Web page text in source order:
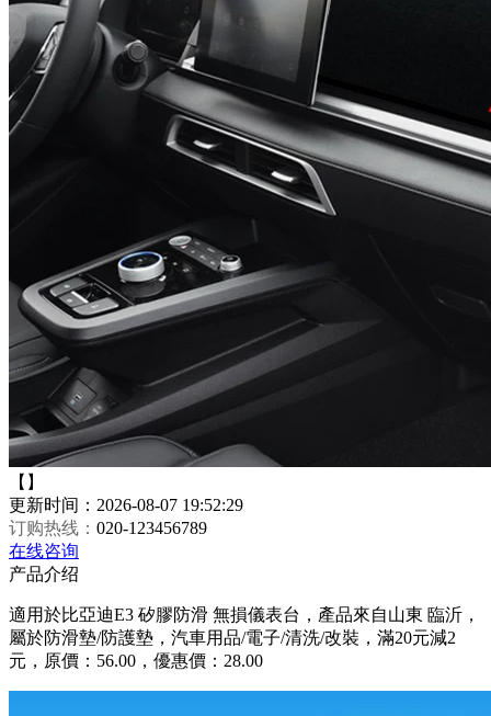
【】
更新时间：2026-08-07 19:52:29
订购热线： 020-123456789
在线咨询
产品介绍
適用於比亞迪E3 矽膠防滑 無損儀表台，產品來自山東 臨沂，
屬於防滑墊/防護墊，汽車用品/電子/清洗/改裝，滿20元減2
元，原價：56.00，優惠價：28.00